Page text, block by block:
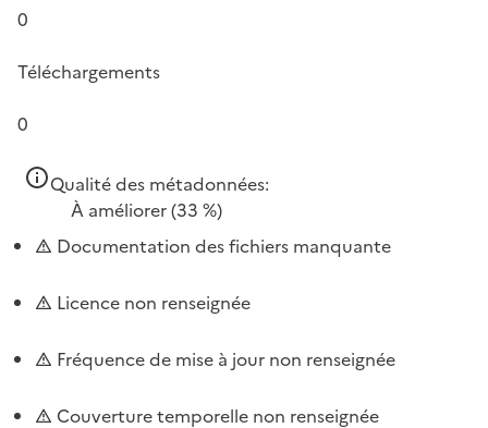
0
Téléchargements
0
Qualité des métadonnées:
À améliorer(33 %)
Documentation des fichiers manquante
Licence non renseignée
Fréquence de mise à jour non renseignée
Couverture temporelle non renseignée